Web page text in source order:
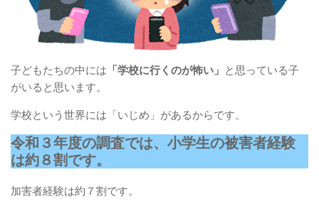
子どもたちの中には 「学校に行くのが怖い」 と思っている子
がいると思います。
学校という世界には「いじめ」があるからです。
令和３年度の調査では、小学生の被害者経験
は約８割です。
加害者経験は約７割です。